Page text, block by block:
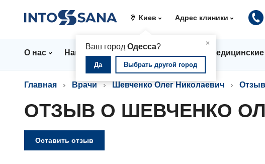
Киев
×
Ваш городОдесса?
Да Выбрать другой город
Адрес клиники
О нас Направления Цены
Главная Врачи Шевченко Олег Николаевич
ОТЗЫВ О ШЕВЧЕНКО
Оставить отзыв